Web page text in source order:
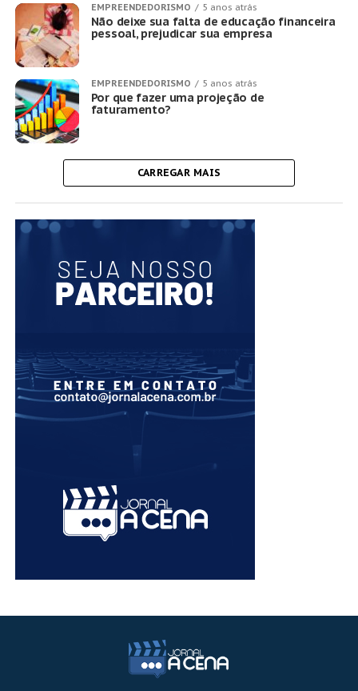
EMPREENDEDORISMO 5 anos atrás
Não deixe sua falta de educação financeira
pessoal, prejudicar sua empresa
EMPREENDEDORISMO 5 anos atrás
Por que fazer uma projeção de
faturamento?
CARREGAR MAIS